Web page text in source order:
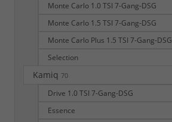
Monte Carlo 1.0 TSI 7-Gang-DSG
Monte Carlo 1.5 TSI 7-Gang-DSG
Monte Carlo Plus 1.5 TSI 7-Gang-DSG
Selection
Kamiq 70
Drive 1.0 TSI 7-Gang-DSG
Essence